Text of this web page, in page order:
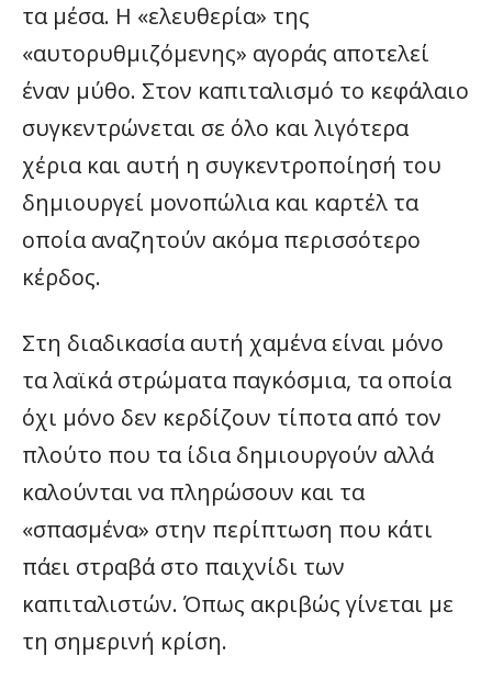
τα μέσα. Η «ελευθερία» της
«αυτορυθμιζόμενης» αγοράς αποτελεί
έναν μύθο. Στον καπιταλισμό το κεφάλαιο
συγκεντρώνεται σε όλο και λιγότερα
χέρια και αυτή η συγκεντροποίησή του
δημιουργεί μονοπώλια και καρτέλ τα
οποία αναζητούν ακόμα περισσότερο
κέρδος.
Στη διαδικασία αυτή χαμένα είναι μόνο
τα λαϊκά στρώματα παγκόσμια, τα οποία
όχι μόνο δεν κερδίζουν τίποτα από τον
πλούτο που τα ίδια δημιουργούν αλλά
καλούνται να πληρώσουν και τα
«σπασμένα» στην περίπτωση που κάτι
πάει στραβά στο παιχνίδι των
καπιταλιστών. Όπως ακριβώς γίνεται με
τη σημερινή κρίση.